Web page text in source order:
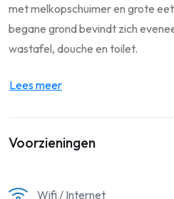
met melkopschuimer en grote
begane grond bevindt zich
wastafel, douche en toilet.
Lees meer
Voorzieningen
Wifi / Internet